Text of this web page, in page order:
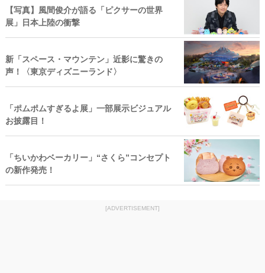
【写真】風間俊介が語る「ピクサーの世界
展」日本上陸の衝撃
新「スペース・マウンテン」近影に驚きの
声！〈東京ディズニーランド〉
「ポムポムすぎるよ展」一部展示ビジュアル
お披露目！
「ちいかわベーカリー」“さくら”コンセプト
の新作発売！
[ADVERTISEMENT]